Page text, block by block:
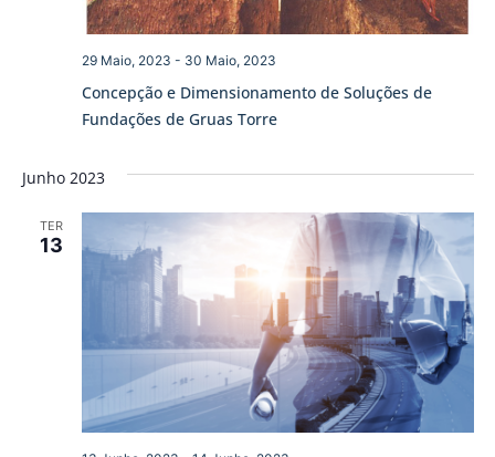
Concepção e Dimensionamento de Soluções de
Fundações de Gruas Torre
29 Maio, 2023 - 30 Maio, 2023
Junho 2023
TER
13